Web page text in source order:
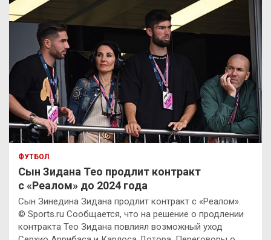
ФУТБОЛ
Сын Зидана Тео продлит контракт
с «Реалом» до 2024 года
Сын Зинедина Зидана продлит контракт с «Реалом».
© Sports.ru Сообщается, что на решение о продлении
контракта Тео Зидана повлиял возможный уход